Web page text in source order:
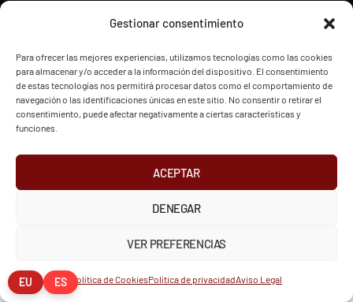
Gestionar consentimiento
Para ofrecer las mejores experiencias, utilizamos tecnologías como las cookies
para almacenar y/o acceder a la información del dispositivo. El consentimiento
de estas tecnologías nos permitirá procesar datos como el comportamiento de
navegación o las identificaciones únicas en este sitio. No consentir o retirar el
consentimiento, puede afectar negativamente a ciertas características y
funciones.
ACEPTAR
DENEGAR
VER PREFERENCIAS
Política de CookiesPolítica de privacidadAviso Legal
2026 Federación Vizcaína de Golf
Política de Privacidad Aviso Legal
Cookies
INSTAGRAM X FACEBOOK
EU ES